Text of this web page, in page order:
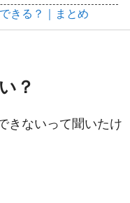
きる？｜まとめ
？
きないって聞いたけ